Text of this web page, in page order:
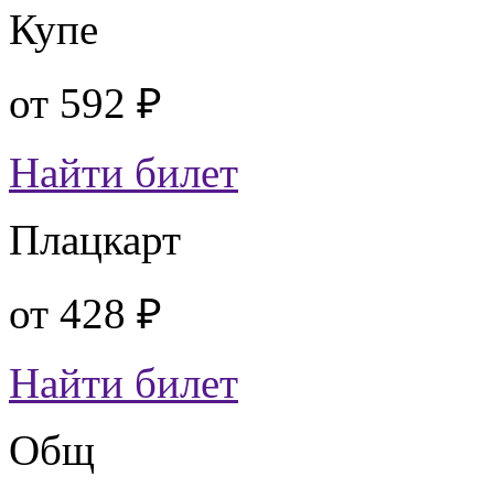
Купе
от 592 ₽
Найти билет
Плацкарт
от 428 ₽
Найти билет
Общ